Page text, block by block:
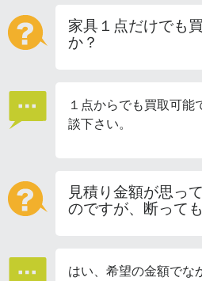
家具１点だけでも
か？
１点からでも買取可能
談下さい。
見積り金額が思っ
のですが、断って
はい、希望の金額でな